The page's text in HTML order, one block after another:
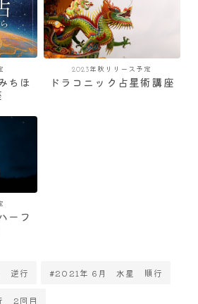
ちほ
2023年秋リリース予定
ドラコニック占星術講座
ーフ
逆行 #2021年 6月 水星 順行
2回目